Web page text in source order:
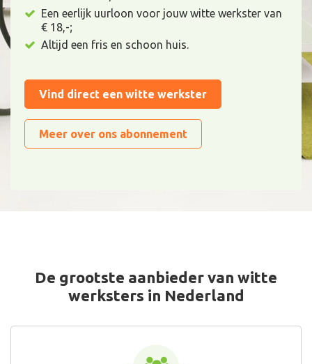
Een eerlijk uurloon voor jouw witte werkster van
€ 18,-;
Altijd een fris en schoon huis.
Vind direct een witte werkster
Meer over ons abonnement
De grootste aanbieder van witte
werksters in Nederland